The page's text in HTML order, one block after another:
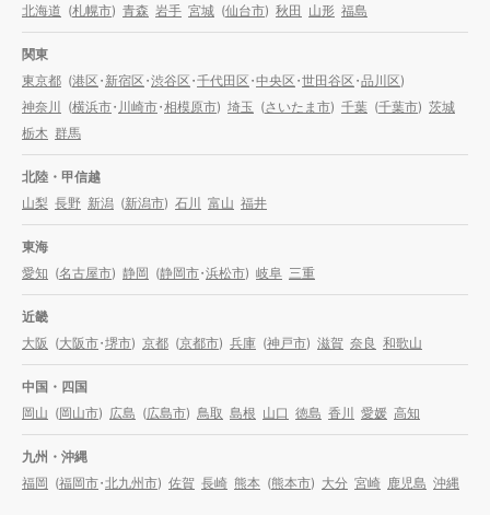
北海道 (札幌市) 青森 岩手 宮城 (仙台市) 秋田 山形 福島
関東
東京都 (港区・新宿区・渋谷区・千代田区・中央区・世田谷区・品川区)
神奈川 (横浜市・川崎市・相模原市) 埼玉 (さいたま市) 千葉 (千葉市) 茨城
栃木 群馬
北陸・甲信越
山梨 長野 新潟 (新潟市) 石川 富山 福井
東海
愛知 (名古屋市) 静岡 (静岡市・浜松市) 岐阜 三重
近畿
大阪 (大阪市・堺市) 京都 (京都市) 兵庫 (神戸市) 滋賀 奈良 和歌山
中国・四国
岡山 (岡山市) 広島 (広島市) 鳥取 島根 山口 徳島 香川 愛媛 高知
九州・沖縄
福岡 (福岡市・北九州市) 佐賀 長崎 熊本 (熊本市) 大分 宮崎 鹿児島 沖縄